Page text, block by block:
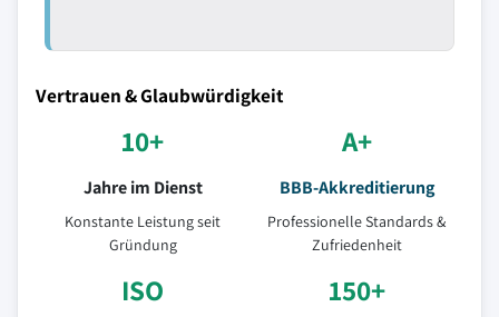
Vertrauen & Glaubwürdigkeit
10+
Jahre im Dienst
Konstante Leistung seit
Gründung
A+
BBB-Akkreditierung
Professionelle Standards &
Zufriedenheit
ISO 150+